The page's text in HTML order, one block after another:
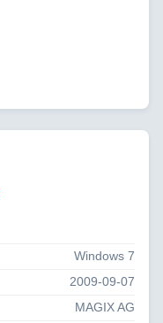
Windows 7
2009-09-07
MAGIX AG